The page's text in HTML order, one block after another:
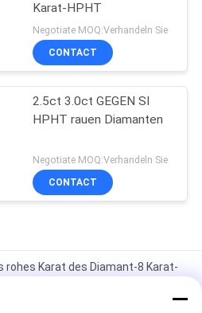
Karat-HPHT
Negotiate MOQ:Verhandeln Sie
CONTACT
2.5ct 3.0ct GEGEN SI
HPHT rauen Diamanten
Negotiate MOQ:Verhandeln Sie
CONTACT
rohes Karat des Diamant-8 Karat-